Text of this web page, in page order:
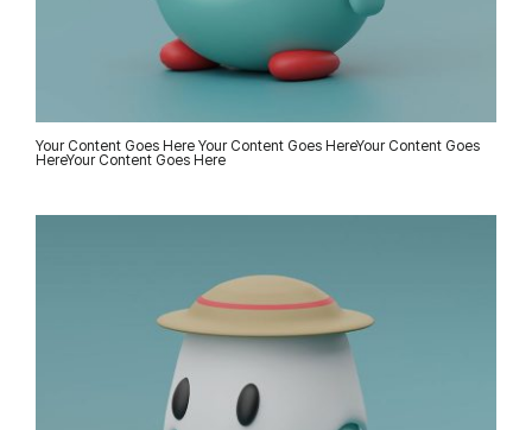
Your Content Goes Here Your Content Goes HereYour Content Goes
HereYour Content Goes Here